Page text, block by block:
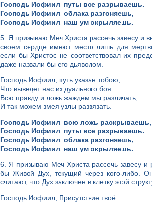
Господь Иофиил, путы все разрываешь.
Господь Иофиил, облака разгоняешь,
Господь Иофиил, наш ум окрыляешь.
5. Я призываю Меч Христа рассечь завесу и
своем сердце имеют место лишь для
если бы Христос не соответствовал их
даже назвали бы его дьяволом.
Господь Иофиил, путь указан тобою,
Что выведет нас из дуального боя.
Всю правду и ложь жаждем мы различать,
И так можем змея узлы развязать.
Господь Иофиил, всю ложь раскрываешь,
Господь Иофиил, путы все разрываешь.
Господь Иофиил, облака разгоняешь,
Господь Иофиил, наш ум окрыляешь.
6. Я призываю Меч Христа рассечь завесу и
бы Живой Дух, текущий через кого-либо.
считают, что Дух заключен в клетку этой
Господь Иофиил, Присутствие твоё